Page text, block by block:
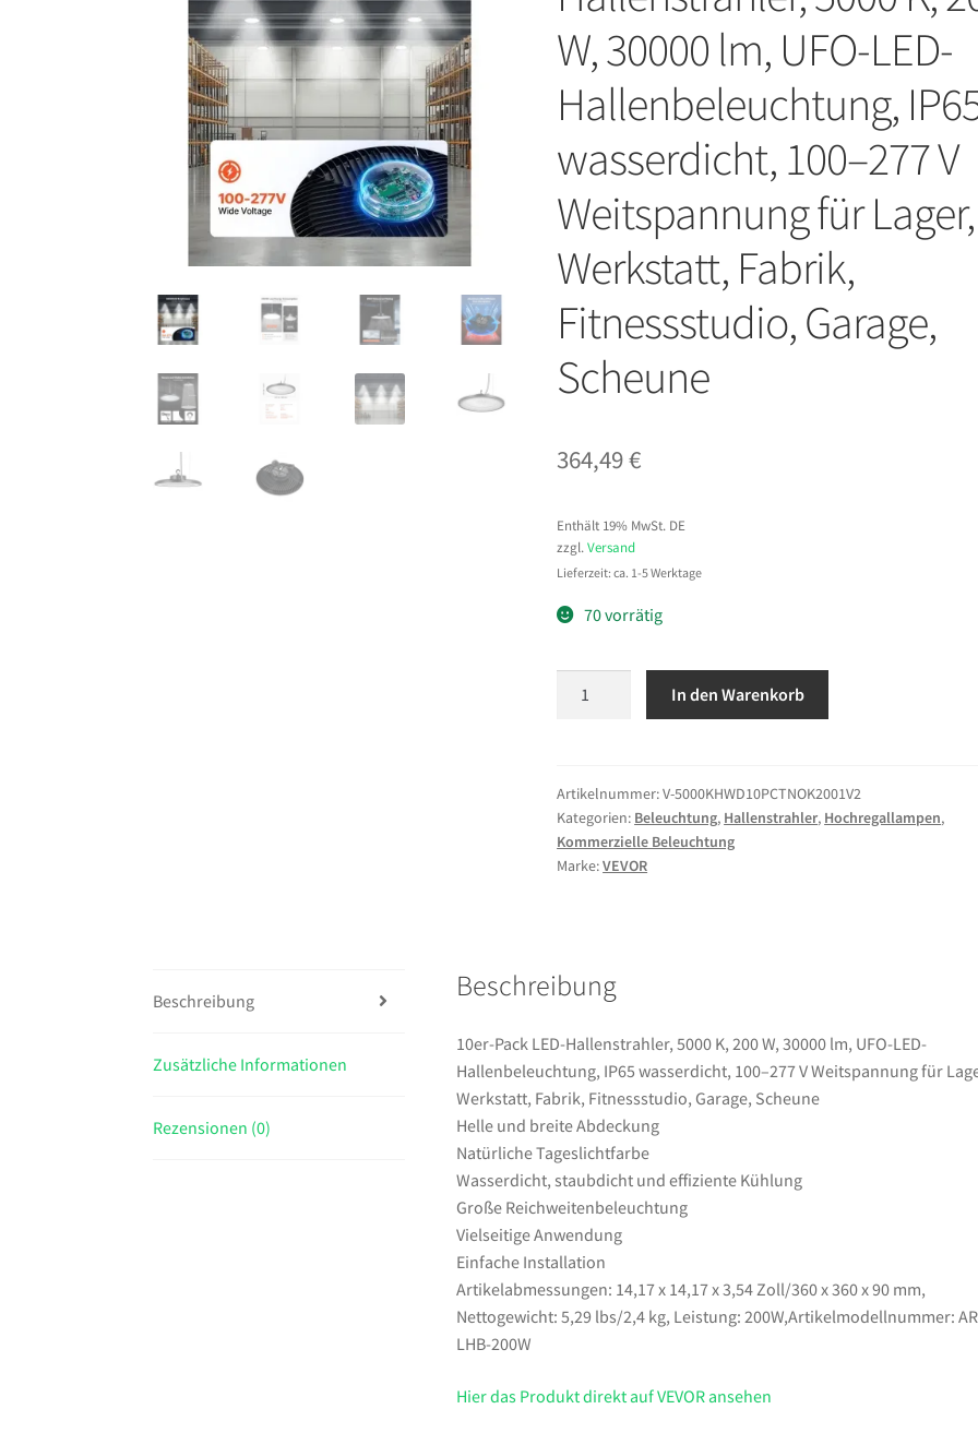
W, 30000 lm, UFO-LED-
Hallenbeleuchtung,
wasserdicht, 100–277 V
Weitspannung für Lager,
Werkstatt, Fabrik,
Fitnessstudio, Garage,
Scheune
364,49€
Enthält 19% MwSt. DE
zzgl.Versand
Lieferzeit: ca. 1-5 Werktage
70 vorrätig
Hallenstrahler,
5000
K,
200
UFO-
Hallenbeleuchtung,
IP65
wasserdicht,
100–
277
V
Weitspannung
für
Lager,
Werkstatt,
Fabrik,
Scheune
In den Warenkorb
Artikelnummer:V-5000KHWD10PCTNOK2001V2
Kategorien: Beleuchtung, Hallenstrahler, Hochregallampen,
Kommerzielle Beleuchtung
Marke:VEVOR
Beschreibung
Zusätzliche Informationen
Rezensionen (0)
Beschreibung
10er-Pack LED-Hallenstrahler, 5000 K, 200 W, 30000 lm, UFO-LED-
Hallenbeleuchtung, IP65 wasserdicht, 100–277 V Weitspannung für
Werkstatt, Fabrik, Fitnessstudio, Garage, Scheune
Helle und breite Abdeckung
Natürliche Tageslichtfarbe
Wasserdicht, staubdicht und effiziente Kühlung
Große Reichweitenbeleuchtung
Vielseitige Anwendung
Einfache Installation
Artikelabmessungen: 14,17 x 14,17 x 3,54 Zoll/360 x 360 x 90 mm,
Nettogewicht: 5,29 lbs/2,4 kg, Leistung: 200W,Artikelmodellnummer:
LHB-200W
Hier das Produkt direkt auf VEVOR ansehen